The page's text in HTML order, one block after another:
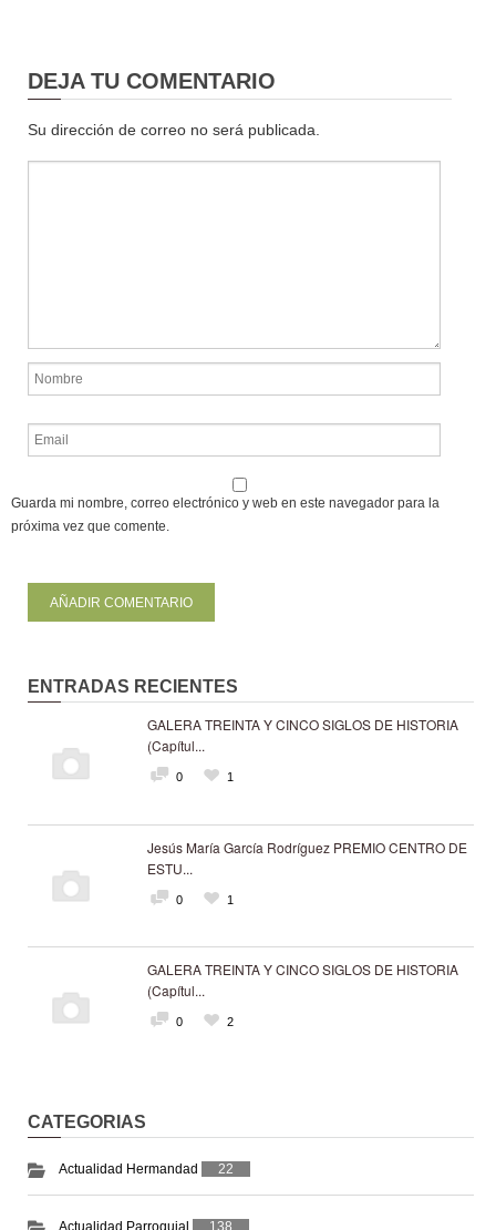
DEJA TU COMENTARIO
Su dirección de correo no será publicada.
Guarda mi nombre, correo electrónico y web en este navegador para la
próxima vez que comente.
ENTRADAS RECIENTES
GALERA TREINTA Y CINCO SIGLOS DE HISTORIA
(Capítul...
0 1
Jesús María García Rodríguez PREMIO CENTRO DE
ESTU...
0 1
GALERA TREINTA Y CINCO SIGLOS DE HISTORIA
(Capítul...
0 2
CATEGORIAS
Actualidad Hermandad 22